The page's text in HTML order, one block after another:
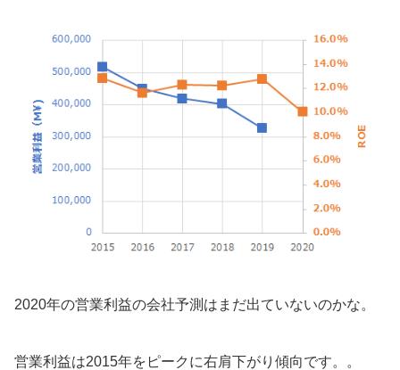
2020年の営業利益の会社予測はまだ出ていないのかな。
営業利益は2015年をピークに右肩下がり傾向です。。